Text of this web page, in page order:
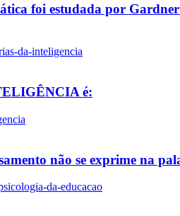
foi estudada por
da-inteligencia
é:
não se exprime na
da-educacao